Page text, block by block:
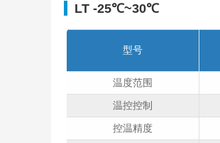
LT -25℃~30℃
型号
温度范围
温控控制
控温精度